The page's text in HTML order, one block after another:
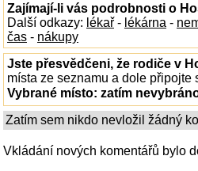
Zajímají-li vás podrobnosti o
Další odkazy: lékař - lékárna -
čas - nákupy
Jste přesvědčeni, že rodiče v
místa ze seznamu a dole
Vybrané místo: zatím
Zatím sem nikdo nevložil žádný
Vkládání nových komentářů bylo